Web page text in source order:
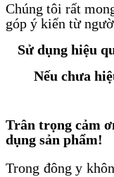
Chúng tôi rất
góp ý kiến từ
Sử dụng hiệu
Nếu chưa
Trân trọng cảm
dụng sản phẩm!
Trong đông y